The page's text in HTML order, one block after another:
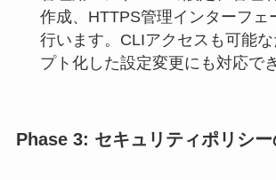
作成、HTTPS管理インターフェ
行います。CLIアクセスも可能な
プト化した設定変更にも対応で
Phase 3: セキュリティポリシ